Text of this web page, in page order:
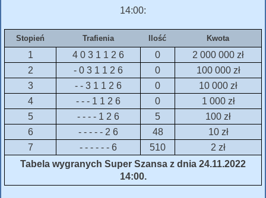
14:00:
Stopień Trafienia Ilość Kwota
1 4 0 3 1 1 2 6 0
2 000 000 zł
2
- 0 3 1 1 2 6 0
100 000 zł
3
- - 3 1 1 2 6 0
10 000 zł
4
- - - 1 1 2 6 0
1 000 zł
5
- - - - 1 2 6 5
100 zł
6
- - - - - 2 6 48
10 zł
7
- - - - - - 6 510
2 zł
Tabela wygranych Super Szansa z dnia 24.11.2022
14:00.